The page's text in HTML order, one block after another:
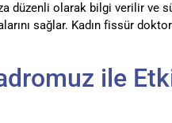
düzenli olarak bilgi verilir ve
sağlar. Kadın fissür
ile